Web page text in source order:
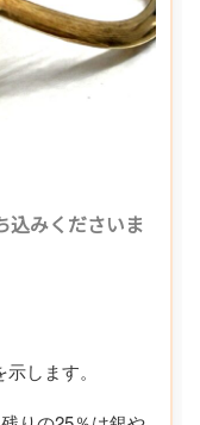
込みくださいま
示します。